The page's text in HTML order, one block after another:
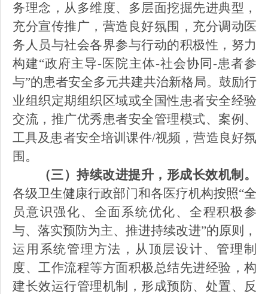
务理念，从多维度、多层面挖掘先进典型，
充分宣传推广，营造良好氛围，充分调动医
务人员与社会各界参与行动的积极性，努力
构建“政府主导-医院主体-社会协同-患者参
与”的患者安全多元共建共治新格局。鼓励行
业组织定期组织区域或全国性患者安全经验
交流，推广优秀患者安全管理模式、案例、
工具及患者安全培训课件/视频，营造良好氛
围。
（三）持续改进提升，形成长效机制。
各级卫生健康行政部门和各医疗机构按照“全
员意识强化、全面系统优化、全程积极参
与、落实预防为主、推进持续改进”的原则，
运用系统管理方法，从顶层设计、管理制
度、工作流程等方面积极总结先进经验，构
建长效运行管理机制，形成预防、处置、反